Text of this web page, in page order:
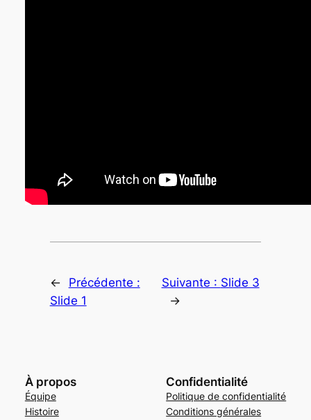
←
Précédente :
Slide 1
Suivante : Slide 3
→
À propos
Équipe
Histoire
Confidentialité
Politique de confidentialité
Conditions générales